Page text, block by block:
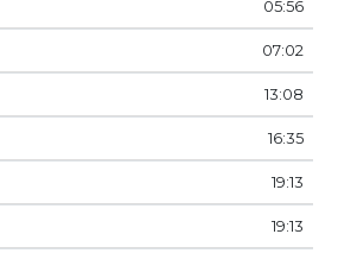
05:56
07:02
13:08
16:35
19:13
19:13